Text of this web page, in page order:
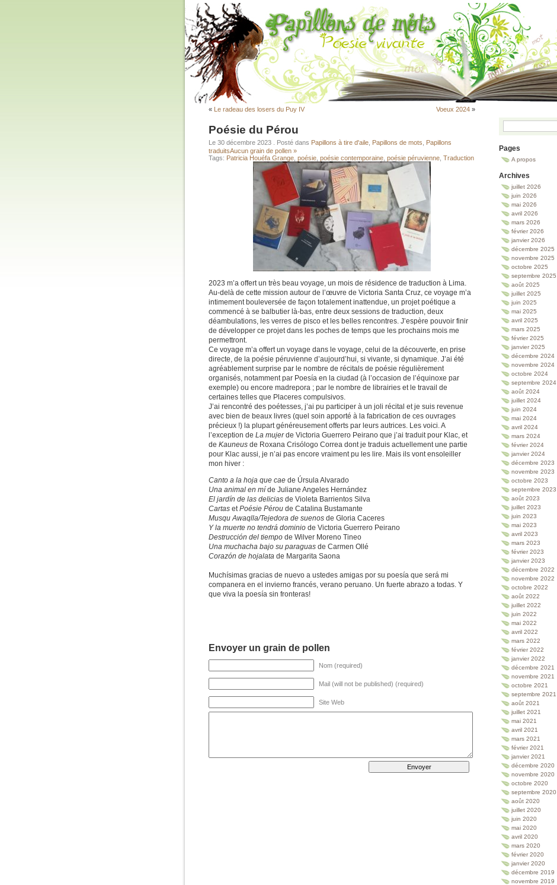
« Le radeau des losers du Puy IV Voeux 2024 »
Poésie du Pérou
Le 30 décembre 2023 . Posté dans Papillons à tire d'aile Papillons de mots
Papillons
traduitsAucun grain de pollen »
Tags: Patricia Houéfa Grange poésie poésie contemporaine poésie péruvienne Traduction
2023 m’a offert un très beau voyage, un mois de résidence de traduction à Lima.
Au-delà de cette mission autour de l’œuvre de Victoria Santa Cruz, ce voyage m’a
intimement bouleversée de façon totalement inattendue, un projet poétique a
commencé à se balbutier là-bas, entre deux sessions de traduction, deux
déambulations, les verres de pisco et les belles rencontres. J’espère pouvoir finir
de développer ce projet dans les poches de temps que les prochains mois me
permettront.
Ce voyage m’a offert un voyage dans le voyage, celui de la découverte, en prise
directe, de la poésie péruvienne d’aujourd’hui, si vivante, si dynamique. J’ai été
agréablement surprise par le nombre de récitals de poésie régulièrement
organisés, notamment par Poesía en la ciudad (à l’occasion de l’équinoxe par
exemple) ou encore madrepora ; par le nombre de librairies et le travail de
certaines telles que Placeres compulsivos.
J’ai rencontré des poétesses, j’ai pu participer à un joli récital et je suis revenue
avec bien de beaux livres (quel soin apporté à la fabrication de ces ouvrages
précieux !) la plupart généreusement offerts par leurs autrices. Les voici. A
l’exception de La mujerde Victoria Guerrero Peirano que j’ai traduit pour Klac, et
de Kauneus de Roxana Crisólogo Correa dont je traduis actuellement une partie
pour Klac aussi, je n’ai pas encore vraiment pu les lire. Mais ils vont ensoleiller
mon hiver :
Canto a la hoja que cae de Úrsula Alvarado
Una animal en mí de Juliane Angeles Hernández
El jardín de las delicias de Violeta Barrientos Silva
Cartas etPoésie Pérou de Catalina Bustamante
Musqu Awaqlla/Tejedora de suenos de Gloria Caceres
Y la muerte no tendrá dominio de Victoria Guerrero Peirano
Destrucción del tiempo de Wilver Moreno Tineo
Una muchacha bajo su paraguas de Carmen Ollé
Corazón de hojalata de Margarita Saona
Muchísimas gracias de nuevo a ustedes amigas por su poesía que será mi
companera en el invierno francés, verano peruano. Un fuerte abrazo a todas. Y
que viva la poesía sin fronteras!
Envoyer un grain de pollen
Nom (required)
Mail (will not be published) (required)
Site Web
Pages
A propos
Archives
juillet 2026
juin 2026
mai 2026
avril 2026
mars 2026
février 2026
janvier 2026
décembre 2025
novembre 2025
octobre 2025
septembre 2025
août 2025
juillet 2025
juin 2025
mai 2025
avril 2025
mars 2025
février 2025
janvier 2025
décembre 2024
novembre 2024
octobre 2024
septembre 2024
août 2024
juillet 2024
juin 2024
mai 2024
avril 2024
mars 2024
février 2024
janvier 2024
décembre 2023
novembre 2023
octobre 2023
septembre 2023
août 2023
juillet 2023
juin 2023
mai 2023
avril 2023
mars 2023
février 2023
janvier 2023
décembre 2022
novembre 2022
octobre 2022
août 2022
juillet 2022
juin 2022
mai 2022
avril 2022
mars 2022
février 2022
janvier 2022
décembre 2021
novembre 2021
octobre 2021
septembre 2021
août 2021
juillet 2021
mai 2021
avril 2021
mars 2021
février 2021
janvier 2021
décembre 2020
novembre 2020
octobre 2020
septembre 2020
août 2020
juillet 2020
juin 2020
mai 2020
avril 2020
mars 2020
février 2020
janvier 2020
décembre 2019
novembre 2019